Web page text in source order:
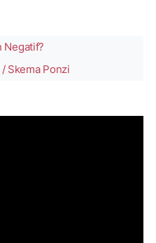
Negatif?
Skema Ponzi